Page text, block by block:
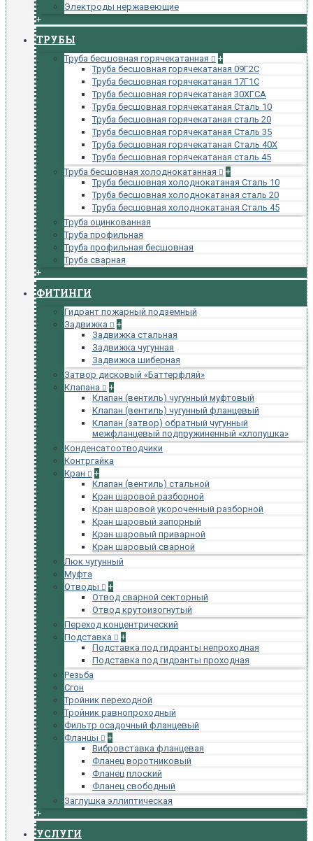
Электроды нержавеющие
+
ТРУБЫ
Труба бесшовная горячекатанная
+
Труба бесшовная горячекатаная 09Г2С
Труба бесшовная горячекатаная 17Г1С
Труба бесшовная горячекатаная 30ХГСА
Труба бесшовная горячекатаная Сталь 10
Труба бесшовная горячекатаная сталь 20
Труба бесшовная горячекатаная Сталь 35
Труба бесшовная горячекатаная Сталь 40Х
Труба бесшовная горячекатаная сталь 45
Труба бесшовная холоднокатанная
+
Труба бесшовная холоднокатаная Сталь 10
Труба бесшовная холоднокатаная сталь 20
Труба бесшовная холоднокатаная Сталь 45
Труба оцинкованная
Труба профильная
Труба профильная бесшовная
Труба сварная
+
ФИТИНГИ
Гидрант пожарный подземный
Задвижка
+
Задвижка стальная
Задвижка чугунная
Задвижка шиберная
Затвор дисковый «Баттерфляй»
Клапана
+
Клапан (вентиль) чугунный муфтовый
Клапан (вентиль) чугунный фланцевый
Клапан (затвор) обратный чугунный
межфланцевый подпружиненный «хлопушка»
Конденсатоотводчики
Контргайка
Кран
+
Клапан (вентиль) стальной
Кран шаровой разборной
Кран шаровой укороченный разборной
Кран шаровый запорный
Кран шаровый приварной
Кран шаровый сварной
Люк чугунный
Муфта
Отводы
+
Отвод сварной секторный
Отвод крутоизогнутый
Переход концентрический
Подставка
+
Подставка под гидранты непроходная
Подставка под гидранты проходная
Резьба
Сгон
Тройник переходной
Тройник равнопроходный
Фильтр осадочный фланцевый
Фланцы
+
Вибровставка фланцевая
Фланец воротниковый
Фланец плоский
Фланец свободный
Заглушка эллиптическая
+
УСЛУГИ